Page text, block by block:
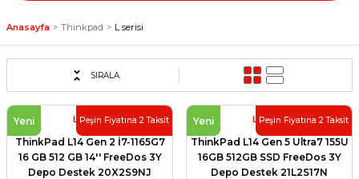
Kılıf
Anasayfa Thinkpad L serisi
SIRALA
Yeni Peşin Fiyatına 2 Taksit
Lenovo
ThinkPad L14 Gen 2 İ7-1165G7
16 GB 512 GB 14'' FreeDos 3Y
Depo Destek 20X2S9NJ
Yeni Peşin Fiyatına 2 Taksit
Lenovo
ThinkPad L14 Gen 5 Ultra7 155U
16GB 512GB SSD FreeDos 3Y
Depo Destek 21L2S17N